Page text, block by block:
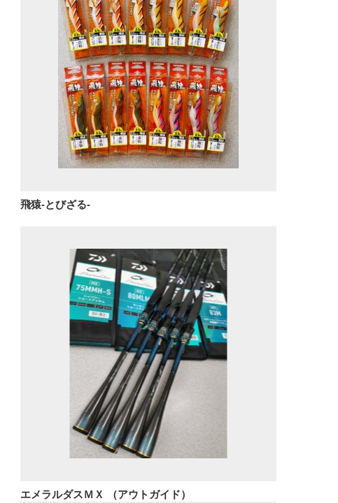
飛猿-とびざる-
エメラルダスＭＸ （アウトガイド）